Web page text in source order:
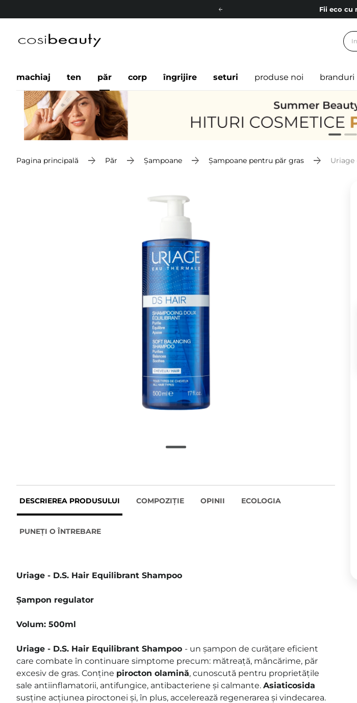
Fii eco cu
Livrare mai ieftină pentru
machiaj ten păr corp îngrijire seturi produse noi branduri
Pagina principală Păr Șampoane Șampoane pentru păr gras Uriage
DESCRIEREA PRODUSULUI COMPOZIȚIE OPINII ECOLOGIA
PUNEȚI O ÎNTREBARE
Uriage - D.S. Hair Equilibrant Shampoo
Șampon regulator
Volum: 500ml
Uriage - D.S. Hair Equilibrant Shampoo - un șampon de curățare eficient
care combate în continuare simptome precum: mătreață, mâncărime, păr
excesiv de gras. Conține pirocton olamină, cunoscută pentru proprietățile
sale antiinflamatorii, antifungice, antibacteriene și calmante. Asiaticosida
susține acțiunea piroctonei și, în plus, accelerează regenerarea și vindecarea.